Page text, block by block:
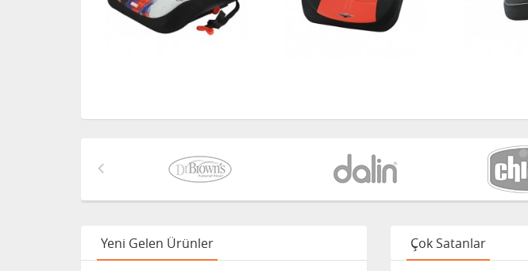
Yeni Gelen Ürünler Çok Satanlar